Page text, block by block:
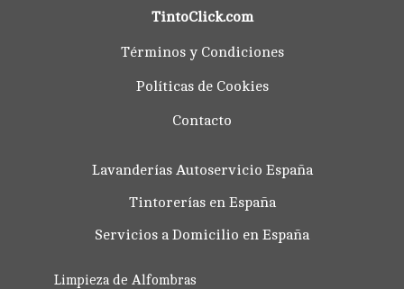
TintoClick.com
Términos y Condiciones
Políticas de Cookies
Contacto
Lavanderías Autoservicio España
Tintorerías en España
Servicios a Domicilio en España
Limpieza de Alfombras